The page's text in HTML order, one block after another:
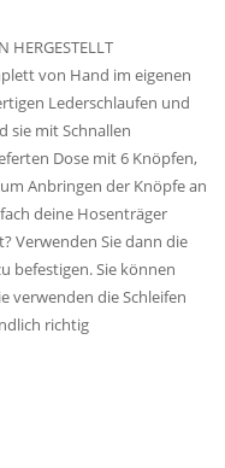
HERGESTELLT
von Hand im eigenen
Lederschlaufen und
sie mit Schnallen
Dose mit 6 Knöpfen,
Anbringen der Knöpfe an
deine Hosenträger
Verwenden Sie dann die
befestigen. Sie können
verwenden die Schleifen
richtig